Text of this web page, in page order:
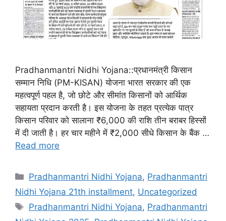
Pradhanmantri Nidhi Yojana::प्रधानमंत्री किसान
सम्मान निधि (PM-KISAN) योजना भारत सरकार की एक
महत्वपूर्ण पहल है, जो छोटे और सीमांत किसानों को आर्थिक
सहायता प्रदान करती है। इस योजना के तहत प्रत्येक पात्र
किसान परिवार को सालाना ₹6,000 की राशि तीन बराबर हिस्सों
में दी जाती है। हर चार महीने में ₹2,000 सीधे किसान के बैंक …
Read more
Categories
Pradhanmantri Nidhi Yojana, Pradhanmantri
Nidhi Yojana 21th installment, Uncategorized
Tags
Pradhanmantri Nidhi Yojana, Pradhanmantri